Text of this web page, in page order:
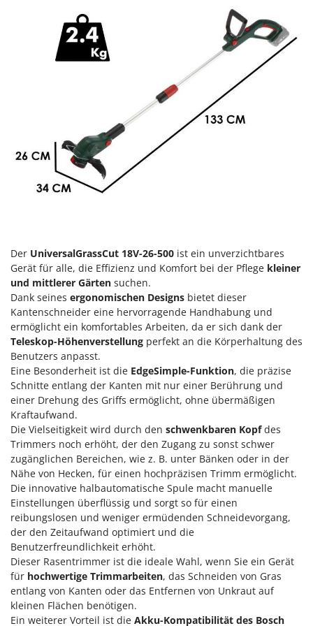
Heißluftfritteusen
Heizkanonen und Elektroheizer
Holzbacköfen Außenbereich für Pizza und Braten
Holzspalter
Hubwagen
Kabelpflüge für die Drainage
Kehrmaschinen
Kettensägen
Kippbare Heckschaufeln für Traktoren
Klimaanlagen – Klimageräte
Knetmaschinen
Knochensägen
Kompressoren - elektrisch
Kompressoren für Ernte und Baumschnitt
Kreiseleggen
Küchenreiben - elektrisch
Kükenaufzuchtboxen
L
Laderampe aus Aluminium
Laubsauger - Laubbläser
Laubsauger auf Rädern
Luftentfeuchter
Luftkühler
Cresco
Cruccolini
Deca
DeWalt
Docma
Dominion
Dreame
E
Echo
EcoFlow
Edilmark
Effeuno
Einhell
Elegen
Energy Gruppi
Enotecnica Pillan
Eschenfelder
EuroMech
Eurosystems
F
FAC
Fama Industrie
Der UniversalGrassCut 18V-26-500 ist ein unverzichtbares
Gerät für alle, die Effizienz und Komfort bei der Pflege kleiner
und mittlerer Gärten suchen.
Dank seines ergonomischen Designs bietet dieser
Kantenschneider eine hervorragende Handhabung und
ermöglicht ein komfortables Arbeiten, da er sich dank der
Teleskop-Höhenverstellung perfekt an die Körperhaltung des
Benutzers anpasst.
Eine Besonderheit ist die EdgeSimple-Funktion, die präzise
Schnitte entlang der Kanten mit nur einer Berührung und
einer Drehung des Griffs ermöglicht, ohne übermäßigen
Kraftaufwand.
Die Vielseitigkeit wird durch den schwenkbaren Kopfdes
Trimmers noch erhöht, der den Zugang zu sonst schwer
zugänglichen Bereichen, wie z. B. unter Bänken oder in der
Nähe von Hecken, für einen hochpräzisen Trimm ermöglicht.
Die innovative halbautomatische Spule macht manuelle
Einstellungen überflüssig und sorgt so für einen
reibungslosen und weniger ermüdenden Schneidevorgang,
der den Zeitaufwand optimiert und die
Benutzerfreundlichkeit erhöht.
Dieser Rasentrimmer ist die ideale Wahl, wenn Sie ein Gerät
für hochwertige Trimmarbeiten, das Schneiden von Gras
entlang von Kanten oder das Entfernen von Unkraut auf
kleinen Flächen benötigen.
Ein weiterer Vorteil ist die Akku-Kompatibilität des Bosch